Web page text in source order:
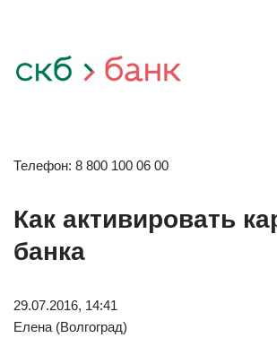
Телефон: 8 800 100 06 00
Как активировать
банка
29.07.2016, 14:41
Елена (Волгоград)